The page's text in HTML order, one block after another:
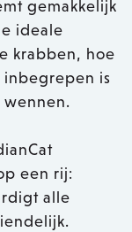
gemakkelijk
ideale
krabben, hoe
inbegrepen is
een rij:
alle